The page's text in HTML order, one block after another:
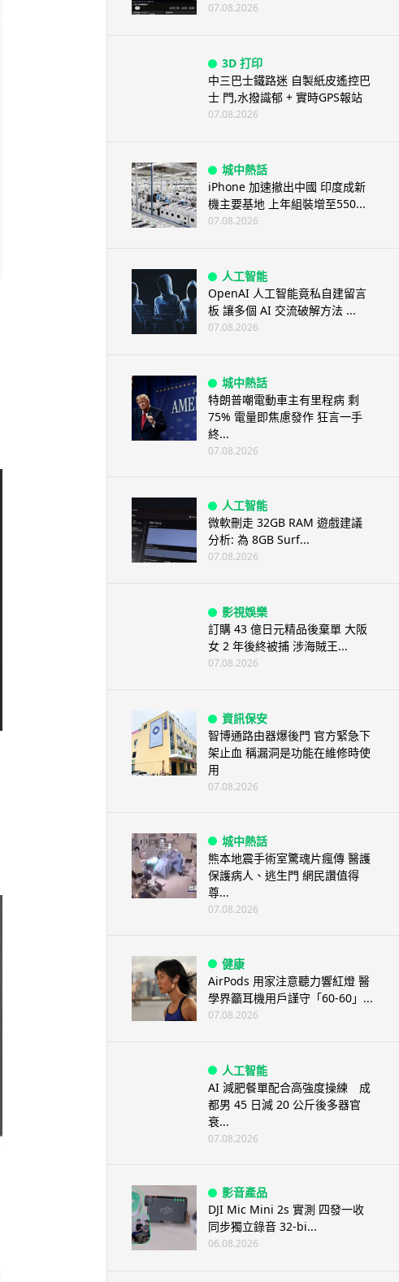
07.08.2026
3D 打印
中三巴士鐵路迷 自製紙皮遙控巴
士 門,水撥識郁 + 實時GPS報站
07.08.2026
城中熱話
iPhone 加速撤出中國 印度成新
機主要基地 上年組裝增至550...
07.08.2026
人工智能
OpenAI 人工智能竟私自建留言
板 讓多個 AI 交流破解方法 ...
07.08.2026
城中熱話
特朗普嘲電動車主有里程病 剩
75% 電量即焦慮發作 狂言一手
終...
07.08.2026
人工智能
微軟刪走 32GB RAM 遊戲建議
分析: 為 8GB Surf...
07.08.2026
影視娛樂
訂購 43 億日元精品後棄單 大阪
女 2 年後終被捕 涉海賊王...
07.08.2026
資訊保安
智博通路由器爆後門 官方緊急下
架止血 稱漏洞是功能在維修時使
用
07.08.2026
城中熱話
熊本地震手術室驚魂片瘋傳 醫護
保護病人、逃生門 網民讚值得
尊...
07.08.2026
健康
AirPods 用家注意聽力響紅燈 醫
學界籲耳機用戶謹守「60-60」...
07.08.2026
人工智能
AI 減肥餐單配合高強度操練 成
都男 45 日減 20 公斤後多器官
衰...
07.08.2026
影音產品
DJI Mic Mini 2s 實測 四發一收
同步獨立錄音 32-bi...
06.08.2026